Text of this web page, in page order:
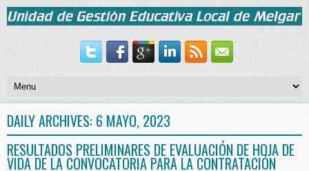
DAILY ARCHIVES: 6 MAYO, 2023
RESULTADOS PRELIMINARES DE EVALUACIÓN DE HOJA DE
VIDA DE LA CONVOCATORIA PARA LA CONTRATACIÓN